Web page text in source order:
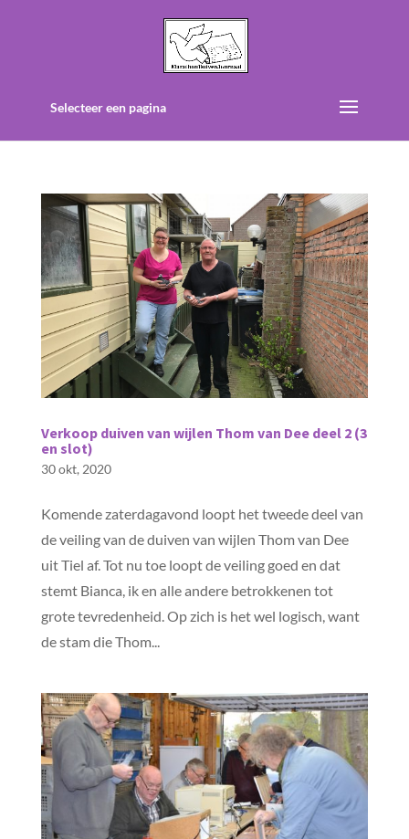
Selecteer een pagina
Verkoop duiven van wijlen Thom van Dee deel 2 (3
en slot)
30 okt, 2020
Komende zaterdagavond loopt het tweede deel van
de veiling van de duiven van wijlen Thom van Dee
uit Tiel af. Tot nu toe loopt de veiling goed en dat
stemt Bianca, ik en alle andere betrokkenen tot
grote tevredenheid. Op zich is het wel logisch, want
de stam die Thom...